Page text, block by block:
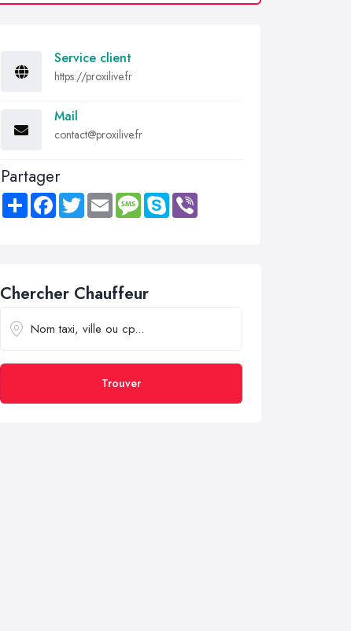
Service client
https://proxilive.fr
Mail
contact@proxilive.fr
Partager
Share FacebookTwitter Email MessageSkype
Chercher Chauffeur
Trouver